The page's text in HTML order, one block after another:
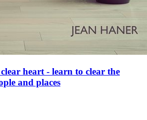
heart - learn to clear the
and places